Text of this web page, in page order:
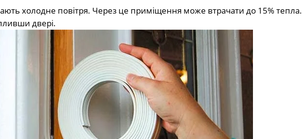
холодне повітря. Через це приміщення може втрачати до 15% тепла.
двері.